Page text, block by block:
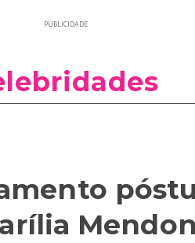
PUBLICIDADE